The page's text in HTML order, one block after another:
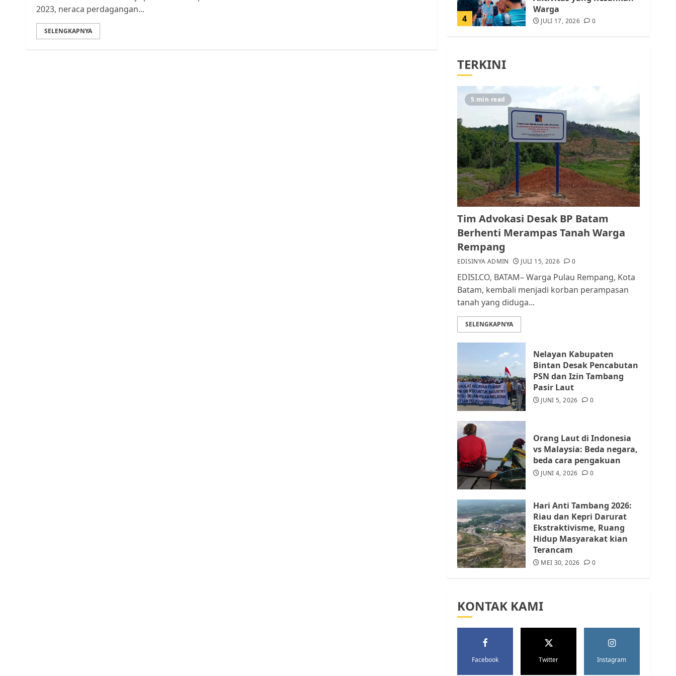
2023, neraca perdagangan...
SELENGKAPNYA
4
Warga
JULI 17, 2026 0
5 JULI 15, 2026
1
Pemko Batam Tegaskan
RT dan RW bukan Petugas
Pendataan dan
Pemungutan Pajak
AGUSTUS 1, 2026 0
2
Kader Pajak jadi
Penghubung Pemerintah
dan Masyarakat di
Lingkungan RT/RW
3
Datangi Pemko Batam,
Warga Rempang Protes
Lahan Mereka Diambil
4
Warga Rempang Ajukan
Audiensi dengan Wali
Kota Batam, Soroti
Aktivitas yang Resahkan
Warga
5
Tim Advokasi Desak BP
Batam Berhenti
Merampas Tanah Warga
Rempang
TERKINI
5 min read
Tim Advokasi Desak BP Batam
Berhenti Merampas Tanah Warga
Rempang
EDISINYA ADMIN JULI 15, 2026 0
EDISI.CO, BATAM– Warga Pulau Rempang, Kota
Batam, kembali menjadi korban perampasan
tanah yang diduga...
SELENGKAPNYA
Nelayan Kabupaten
Bintan Desak Pencabutan
PSN dan Izin Tambang
Pasir Laut
JUNI 5, 2026 0
Orang Laut di Indonesia
vs Malaysia: Beda negara,
beda cara pengakuan
JUNI 4, 2026 0
Hari Anti Tambang 2026:
Riau dan Kepri Darurat
Ekstraktivisme, Ruang
Hidup Masyarakat kian
Terancam
MEI 30, 2026 0
KONTAK KAMI
Facebook Twitter Instagram